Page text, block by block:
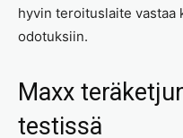
hyvin teroituslaite vastaa
odotuksiin.
Maxx
testissä